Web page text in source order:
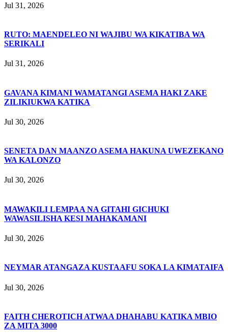
Jul 31, 2026
RUTO: MAENDELEO NI WAJIBU WA KIKATIBA WA
SERIKALI
Jul 31, 2026
GAVANA KIMANI WAMATANGI ASEMA HAKI ZAKE
ZILIKIUKWA KATIKA
Jul 30, 2026
SENETA DAN MAANZO ASEMA HAKUNA UWEZEKANO
WA KALONZO
Jul 30, 2026
MAWAKILI LEMPAA NA GITAHI GICHUKI
WAWASILISHA KESI MAHAKAMANI
Jul 30, 2026
NEYMAR ATANGAZA KUSTAAFU SOKA LA KIMATAIFA
Jul 30, 2026
FAITH CHEROTICH ATWAA DHAHABU KATIKA MBIO
ZA MITA 3000